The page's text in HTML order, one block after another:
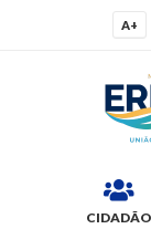
A+
CIDADÃO